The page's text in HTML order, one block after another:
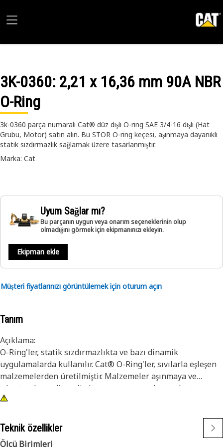
3K-0360: 2,21 x 16,36 mm 90A NBR
O-Ring
3k-0360 parça numaralı Cat® düz dişli O-ring SAE 3/4-16 dişli (Hat
Grubu, Motor) satın alın. Bu STOR O-ring keçesi, aşınmaya dayanıklı
statik sızdırmazlık sağlamak üzere tasarlanmıştır.
Marka: Cat
Uyum Sağlar mı?
Bu parçanın uygun veya onarım seçeneklerinin olup
olmadığını görmek için ekipmanınızı ekleyin.
Ekipman ekle
Müşteri fiyatlarınızı görüntülemek için oturum açın
Tanım
Açıklama:
O-Ring'ler, statik sızdırmazlıkta ve bazı dinamik
uygulamalarda kullanılır. Cat® O-Ring'ler, sıvılarla eşleşen
malzemelerden üretilmiştir. Malzemeler aşınmaya ve
çıkıntıya karşı dirençli olmanın yanı sıra, keçe sıkıştırma
takımına karşı üstün direnç sağlar. Ayrıca, belirli Cat O-
ve kesilmesini en aza indirmek için PTFE ile kaplanmıştır.
Teknik özellikler
Ölçü Birimleri